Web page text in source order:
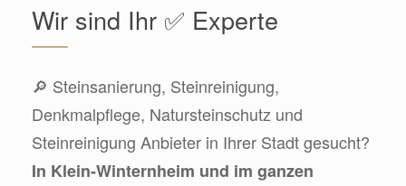
Wir sind Ihr ✅ Experte
🔎 Steinsanierung, Steinreinigung,
Denkmalpflege, Natursteinschutz und
Steinreinigung Anbieter in Ihrer Stadt gesucht?
In Klein-Winternheim und im ganzen